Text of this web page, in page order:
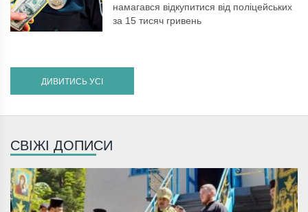
намагався відкупитися від поліцейських
за 15 тисяч гривень
ДИВИТИСЬ УСІ
СВІЖІ ДОПИСИ